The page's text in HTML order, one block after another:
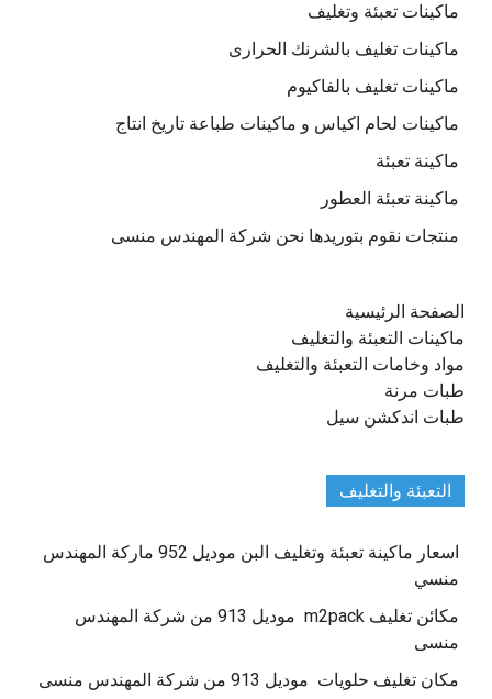
ماكينات تعبئة وتغليف
ماكينات تغليف بالشرنك الحرارى
ماكينات تغليف بالفاكيوم
ماكينات لحام اكياس و ماكينات طباعة تاريخ انتاج
ماكينة تعبئة
ماكينة تعبئة العطور
منتجات نقوم بتوريدها نحن شركة المهندس منسى
الصفحة الرئيسية
ماكينات التعبئة والتغليف
مواد وخامات التعبئة والتغليف
طبات مرنة
طبات اندكشن سيل
التعبئة والتغليف
اسعار ماكينة تعبئة وتغليف البن موديل 952 ماركة المهندس
منسي
مكائن تغليف m2pack موديل 913 من شركة المهندس
منسى
مكان تغليف حلويات موديل 913 من شركة المهندس منسى